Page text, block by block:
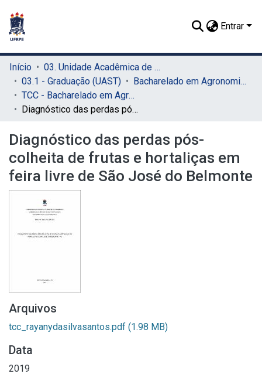
Entrar
Início
03. Unidade Acadêmica de Serra Talhada (UAST)
03.1 - Graduação (UAST)
Bacharelado em Agronomia (UAST)
TCC - Bacharelado em Agronomia (UAST)
Diagnóstico das perdas pós-colheita de frutas e hortaliças em feira livre de São José do Belmonte
Diagnóstico das perdas pós-
colheita de frutas e hortaliças em
feira livre de São José do Belmonte
Arquivos
tcc_rayanydasilvasantos.pdf (1.98 MB)
Data
2019